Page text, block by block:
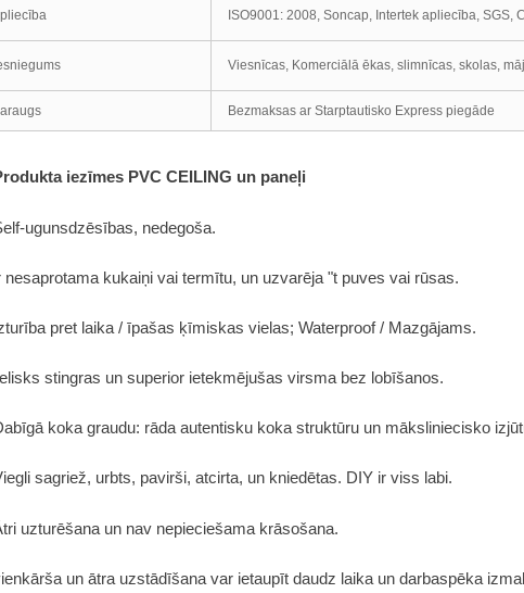
ISO9001: 2008, Soncap, Intertek apliecība, SGS,
Viesnīcas, Komerciālā ēkas, slimnīcas, skolas,
Bezmaksas ar Starptautisko Express piegāde
iezīmes PVC CEILING un paneļi
ugunsdzēsības, nedegoša.
nesaprotama kukaiņi vai termītu, un uzvarēja "t puves vai rūsas.
pret laika / īpašas ķīmiskas vielas; Waterproof / Mazgājams.
stingras un superior ietekmējušas virsma bez lobīšanos.
koka graudu: rāda autentisku koka struktūru un māksliniecisko
sagriež, urbts, pavirši, atcirta, un kniedētas. DIY ir viss labi.
uzturēšana un nav nepieciešama krāsošana.
un ātra uzstādīšana var ietaupīt daudz laika un darbaspēka